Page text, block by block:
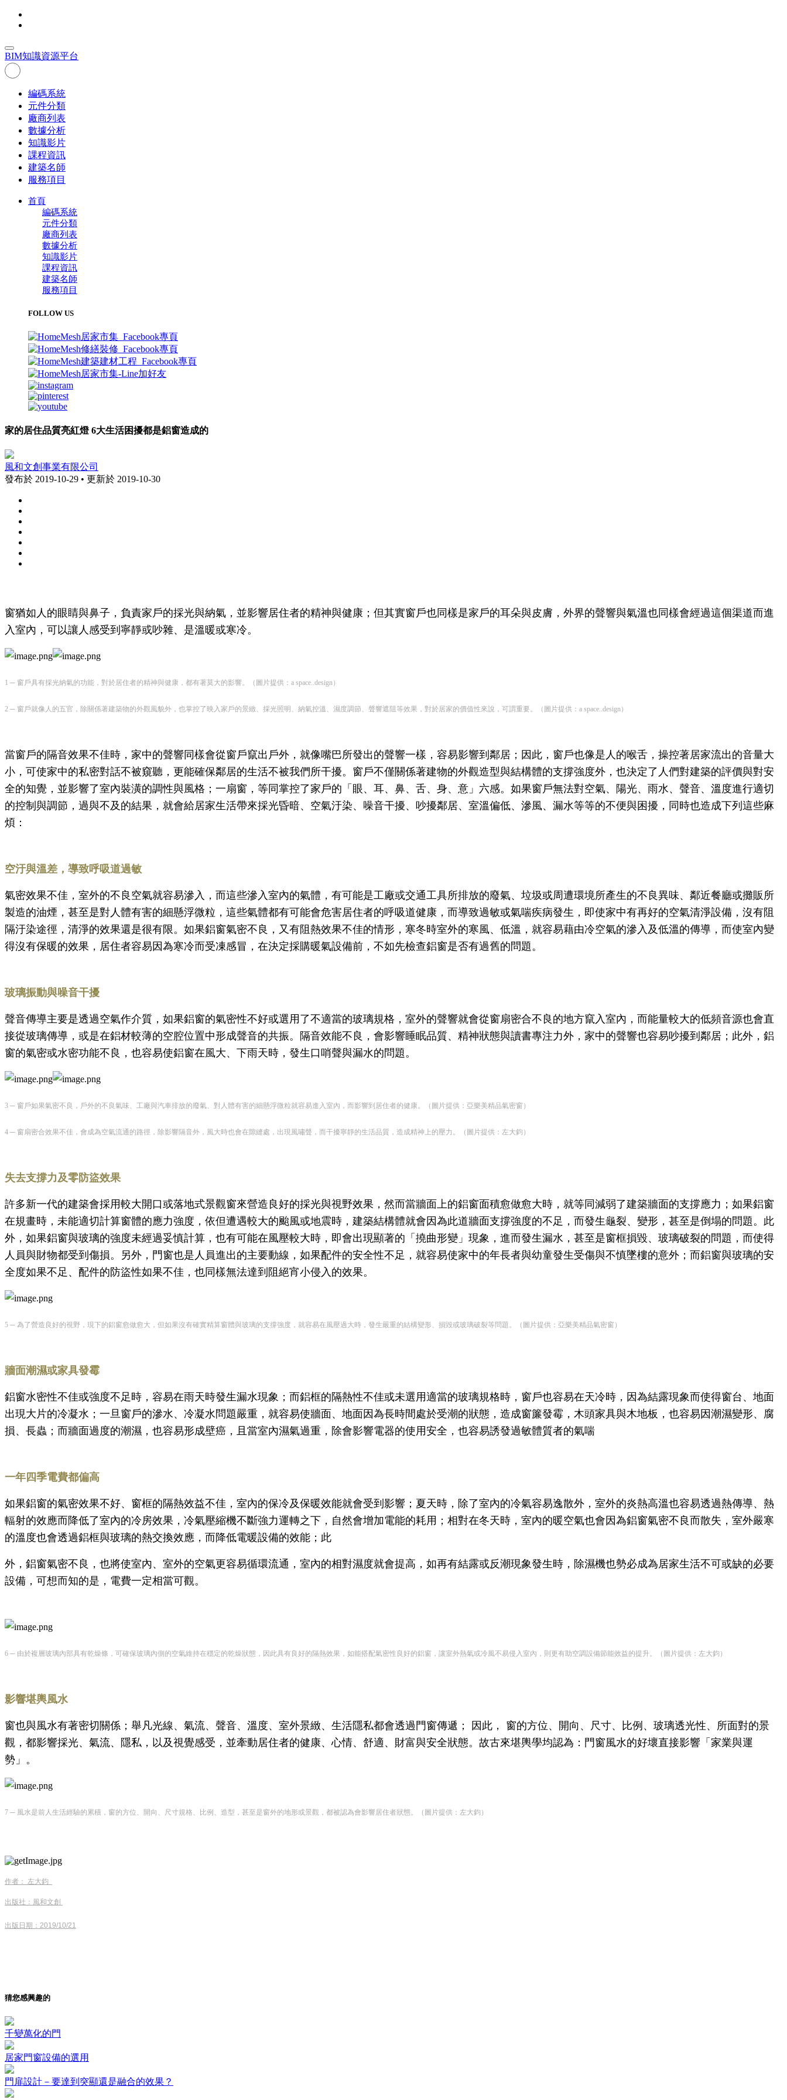
BIM知識資源平台
編碼系統
元件分類
廠商列表
數據分析
知識影片
課程資訊
建築名師
服務項目
首頁
編碼系統
元件分類
廠商列表
數據分析
知識影片
課程資訊
建築名師
服務項目
FOLLOW US
家的居住品質亮紅燈 6大生活困擾都是鋁窗造成的
風和文創事業有限公司
發布於 2019-10-29 • 更新於 2019-10-30
窗猶如人的眼睛與鼻子，負責家戶的採光與納氣，並影響居住者的精神與健康；但其實窗戶也同樣是家戶的耳朵與皮膚，外界的聲響與氣溫也同樣會經過這個渠道而進
入室內，可以讓人感受到寧靜或吵雜、是溫暖或寒冷。
1 ─ 窗戶具有採光納氣的功能，對於居住者的精神與健康，都有著莫大的影響。（圖片提供：a space..design）
2 ─ 窗戶就像人的五官，除關係著建築物的外觀風貌外，也掌控了映入家戶的景緻、採光照明、納氣控溫、濕度調節、聲響遮阻等效果，對於居家的價值性來說，可謂重要。（圖片提供：a space..design）
當窗戶的隔音效果不佳時，家中的聲響同樣會從窗戶竄出戶外，就像嘴巴所發出的聲響一樣，容易影響到鄰居；因此，窗戶也像是人的喉舌，操控著居家流出的音量大
小，可使家中的私密對話不被窺聽，更能確保鄰居的生活不被我們所干擾。窗戶不僅關係著建物的外觀造型與結構體的支撐強度外，也決定了人們對建築的評價與對安
全的知覺，並影響了室內裝潢的調性與風格；一扇窗，等同掌控了家戶的「眼、耳、鼻、舌、身、意」六感。如果窗戶無法對空氣、陽光、雨水、聲音、溫度進行適切
的控制與調節，過與不及的結果，就會給居家生活帶來採光昏暗、空氣汙染、噪音干擾、吵擾鄰居、室溫偏低、滲風、漏水等等的不便與困擾，同時也造成下列這些麻
煩：
空汙與溫差，導致呼吸道過敏
氣密效果不佳，室外的不良空氣就容易滲入，而這些滲入室內的氣體，有可能是工廠或交通工具所排放的廢氣、垃圾或周遭環境所產生的不良異味、鄰近餐廳或攤販所
製造的油煙，甚至是對人體有害的細懸浮微粒，這些氣體都有可能會危害居住者的呼吸道健康，而導致過敏或氣喘疾病發生，即使家中有再好的空氣清淨設備，沒有阻
隔汙染途徑，清淨的效果還是很有限。如果鋁窗氣密不良，又有阻熱效果不佳的情形，寒冬時室外的寒風、低溫，就容易藉由冷空氣的滲入及低溫的傳導，而使室內變
得沒有保暖的效果，居住者容易因為寒冷而受凍感冒，在決定採購暖氣設備前，不如先檢查鋁窗是否有過舊的問題。
玻璃振動與噪音干擾
聲音傳導主要是透過空氣作介質，如果鋁窗的氣密性不好或選用了不適當的玻璃規格，室外的聲響就會從窗扇密合不良的地方竄入室內，而能量較大的低頻音源也會直
接從玻璃傳導，或是在鋁材較薄的空腔位置中形成聲音的共振。隔音效能不良，會影響睡眠品質、精神狀態與讀書專注力外，家中的聲響也容易吵擾到鄰居；此外，鋁
窗的氣密或水密功能不良，也容易使鋁窗在風大、下雨天時，發生口哨聲與漏水的問題。
3 ─ 窗戶如果氣密不良，戶外的不良氣味、工廠與汽車排放的廢氣、對人體有害的細懸浮微粒就容易進入室內，而影響到居住者的健康。（圖片提供：亞樂美精品氣密窗）
4 ─ 窗扇密合效果不佳，會成為空氣流通的路徑，除影響隔音外，風大時也會在隙縫處，出現風嘯聲，而干擾寧靜的生活品質，造成精神上的壓力。（圖片提供：左大鈞）
失去支撐力及零防盜效果
許多新一代的建築會採用較大開口或落地式景觀窗來營造良好的採光與視野效果，然而當牆面上的鋁窗面積愈做愈大時，就等同減弱了建築牆面的支撐應力；如果鋁窗
在規畫時，未能適切計算窗體的應力強度，依但遭遇較大的颱風或地震時，建築結構體就會因為此道牆面支撐強度的不足，而發生龜裂、變形，甚至是倒塌的問題。此
外，如果鋁窗與玻璃的強度未經過妥慎計算，也有可能在風壓較大時，即會出現顯著的「撓曲形變」現象，進而發生漏水，甚至是窗框損毀、玻璃破裂的問題，而使得
人員與財物都受到傷損。另外，門窗也是人員進出的主要動線，如果配件的安全性不足，就容易使家中的年長者與幼童發生受傷與不慎墜樓的意外；而鋁窗與玻璃的安
全度如果不足、配件的防盜性如果不佳，也同樣無法達到阻絕宵小侵入的效果。
5 ─ 為了營造良好的視野，現下的鋁窗愈做愈大，但如果沒有確實精算窗體與玻璃的支撐強度，就容易在風壓過大時，發生嚴重的結構變形、損毀或玻璃破裂等問題。（圖片提供：亞樂美精品氣密窗）
牆面潮濕或家具發霉
鋁窗水密性不佳或強度不足時，容易在雨天時發生漏水現象；而鋁框的隔熱性不佳或未選用適當的玻璃規格時，窗戶也容易在天冷時，因為結露現象而使得窗台、地面
出現大片的冷凝水；一旦窗戶的滲水、冷凝水問題嚴重，就容易使牆面、地面因為長時間處於受潮的狀態，造成窗簾發霉，木頭家具與木地板，也容易因潮濕變形、腐
損、長蟲；而牆面過度的潮濕，也容易形成壁癌，且當室內濕氣過重，除會影響電器的使用安全，也容易誘發過敏體質者的氣喘
一年四季電費都偏高
如果鋁窗的氣密效果不好、窗框的隔熱效益不佳，室內的保冷及保暖效能就會受到影響；夏天時，除了室內的冷氣容易逸散外，室外的炎熱高溫也容易透過熱傳導、熱
輻射的效應而降低了室內的冷房效果，冷氣壓縮機不斷強力運轉之下，自然會增加電能的耗用；相對在冬天時，室內的暖空氣也會因為鋁窗氣密不良而散失，室外嚴寒
的溫度也會透過鋁框與玻璃的熱交換效應，而降低電暖設備的效能；此
外，鋁窗氣密不良，也將使室內、室外的空氣更容易循環流通，室內的相對濕度就會提高，如再有結露或反潮現象發生時，除濕機也勢必成為居家生活不可或缺的必要
設備，可想而知的是，電費一定相當可觀。
6 ─ 由於複層玻璃內部具有乾燥條，可確保玻璃內側的空氣維持在穩定的乾燥狀態，因此具有良好的隔熱效果，如能搭配氣密性良好的鋁窗，讓室外熱氣或冷風不易侵入室內，則更有助空調設備節能效益的提升。（圖片提供：左大鈞）
影響堪輿風水
窗也與風水有著密切關係；舉凡光線、氣流、聲音、溫度、室外景緻、生活隱私都會透過門窗傳遞； 因此， 窗的方位、開向、尺寸、比例、玻璃透光性、所面對的景
觀，都影響採光、氣流、隱私，以及視覺感受，並牽動居住者的健康、心情、舒適、財富與安全狀態。故古來堪輿學均認為：門窗風水的好壞直接影響「家業與運
勢」。
7 ─ 風水是前人生活經驗的累積，窗的方位、開向、尺寸規格、比例、造型，甚至是窗外的地形或景觀，都被認為會影響居住者狀態。（圖片提供：左大鈞）
作者： 左大鈞
出版社： 風和文創
出版日期：2019/10/21
猜您感興趣的
千變萬化的門
居家門窗設備的選用
門扉設計－要達到突顯還是融合的效果？